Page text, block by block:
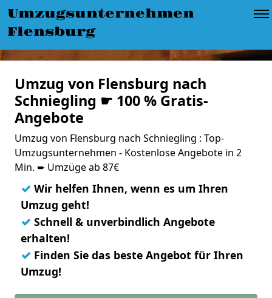
Umzugsunternehmen
Flensburg
Umzug von Flensburg nach
Schniegling ☛ 100 % Gratis-
Angebote
Umzug von Flensburg nach Schniegling : Top-
Umzugsunternehmen - Kostenlose Angebote in 2
Min. ➨ Umzüge ab 87€
✓ Wir helfen Ihnen, wenn es um Ihren
Umzug geht!
✓ Schnell & unverbindlich Angebote
erhalten!
✓ Finden Sie das beste Angebot für Ihren
Umzug!